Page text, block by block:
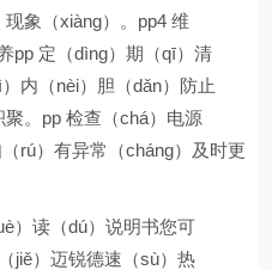
现象（xiàng）。pp4 维
pp 定（dìng）期（qī）清
内（nèi）胆（dǎn）防止
聚。pp 检查（chá）电源
rú）有异常（cháng）及时更
）读（dú）说明书您可
jiě）迈锐德速（sù）热